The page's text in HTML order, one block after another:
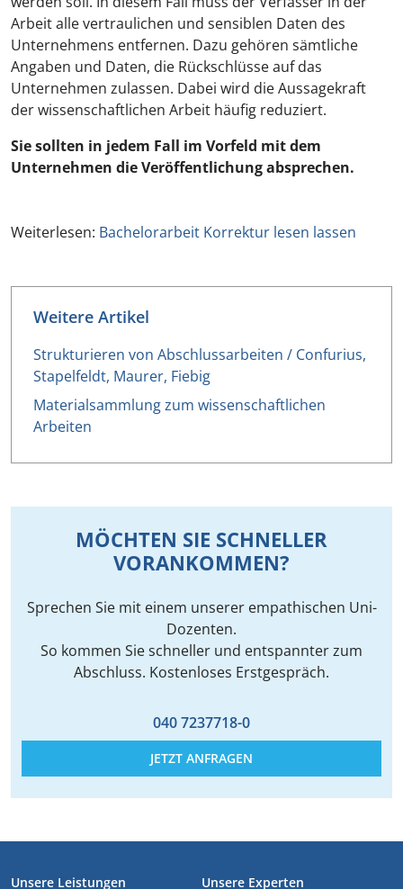
Arbeit alle vertraulichen und sensiblen Daten des
Unternehmens entfernen. Dazu gehören sämtliche
Angaben und Daten, die Rückschlüsse auf das
Unternehmen zulassen. Dabei wird die Aussagekraft
der wissenschaftlichen Arbeit häufig reduziert.
Sie sollten in jedem Fall im Vorfeld mit dem
Unternehmen die Veröffentlichung absprechen.
Weiterlesen: Bachelorarbeit Korrektur lesen lassen
Weitere Artikel
Strukturieren von Abschlussarbeiten / Confurius,
Stapelfeldt, Maurer, Fiebig
Materialsammlung zum wissenschaftlichen
Arbeiten
MÖCHTEN SIE SCHNELLER
VORANKOMMEN?
Sprechen Sie mit einem unserer empathischen Uni-
Dozenten.
So kommen Sie schneller und entspannter zum
Abschluss. Kostenloses Erstgespräch.
040 7237718-0
JETZT ANFRAGEN
FUSSZEILE
Unsere Leistungen Unsere Experten